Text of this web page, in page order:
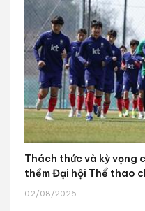
Thách thức và kỳ vọng
thềm Đại hội Thể thao
02/08/2026